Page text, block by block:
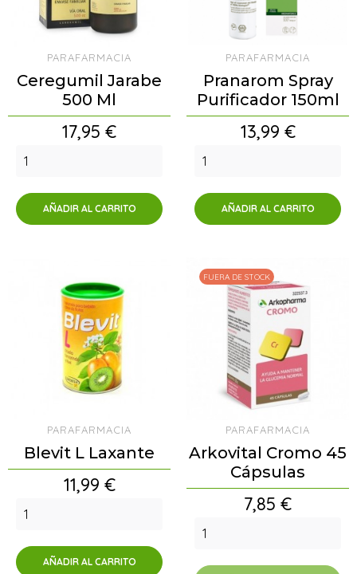
PARAFARMACIA
Ceregumil Jarabe
500 Ml
Precio
17,95 €
AÑADIR AL CARRITO
PARAFARMACIA
Pranarom Spray
Purificador 150ml
Precio
13,99 €
AÑADIR AL CARRITO
PARAFARMACIA
Blevit L Laxante
Precio
11,99 €
AÑADIR AL CARRITO
PARAFARMACIA
Arkovital Cromo 45
Cápsulas
Precio
7,85 €
FUERA DE STOCK